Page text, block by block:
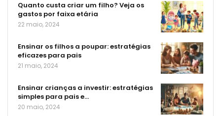
Quanto custa criar um filho? Veja os
gastos por faixa etária
22 maio, 2024
Ensinar os filhos a poupar: estratégias
eficazes para pais
21 maio, 2024
Ensinar crianças a investir: estratégias
simples para pais e…
20 maio, 2024